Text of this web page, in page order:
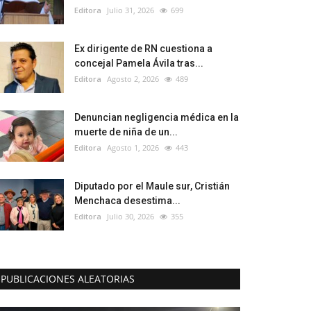
Editora Julio 31, 2026 699
Ex dirigente de RN cuestiona a
concejal Pamela Ávila tras...
Editora Agosto 2, 2026 489
Denuncian negligencia médica en la
muerte de niña de un...
Editora Agosto 1, 2026 443
Diputado por el Maule sur, Cristián
Menchaca desestima...
Editora Julio 30, 2026 355
PUBLICACIONES ALEATORIAS